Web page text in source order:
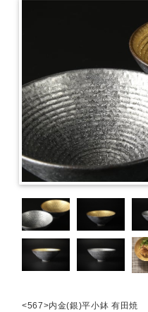
<567>内金(銀)平小鉢 有田焼